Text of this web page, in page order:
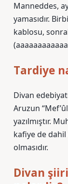
Manneddes,
yamasıdır.
kablosu,
Tardiye
Divan
Aruzun
yazılmıştır.
kafiye de
olmasıdır.
Divan